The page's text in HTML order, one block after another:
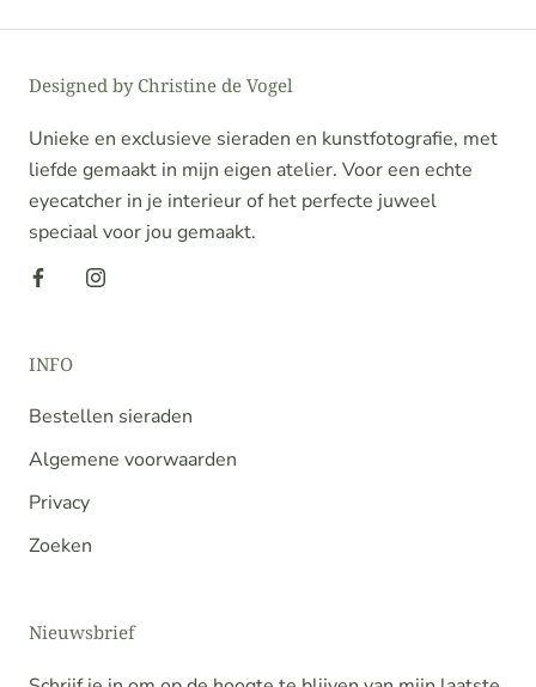
Designed by Christine de Vogel
Unieke en exclusieve sieraden en kunstfotografie, met
liefde gemaakt in mijn eigen atelier. Voor een echte
eyecatcher in je interieur of het perfecte juweel
speciaal voor jou gemaakt.
INFO
Bestellen sieraden
Algemene voorwaarden
Privacy
Zoeken
Nieuwsbrief